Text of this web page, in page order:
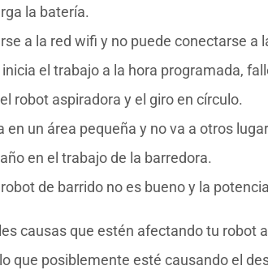
la batería.
a la red wifi y no puede conectarse a
el trabajo a la hora programada,
robot aspiradora y el giro en círculo.
en un área pequeña y no va a otros
en el trabajo de la barredora.
de barrido no es bueno y la
causas que estén afectando tu robot
que posiblemente esté causando el